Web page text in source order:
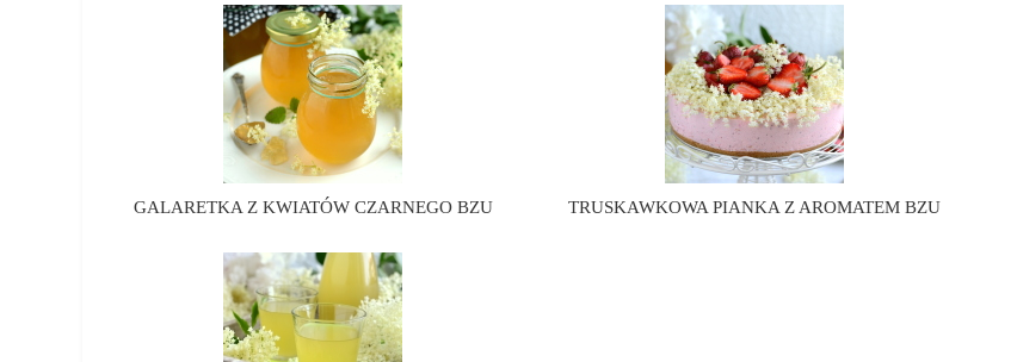
GALARETKA Z KWIATÓW CZARNEGO BZU TRUSKAWKOWA PIANKA Z AROMATEM BZU